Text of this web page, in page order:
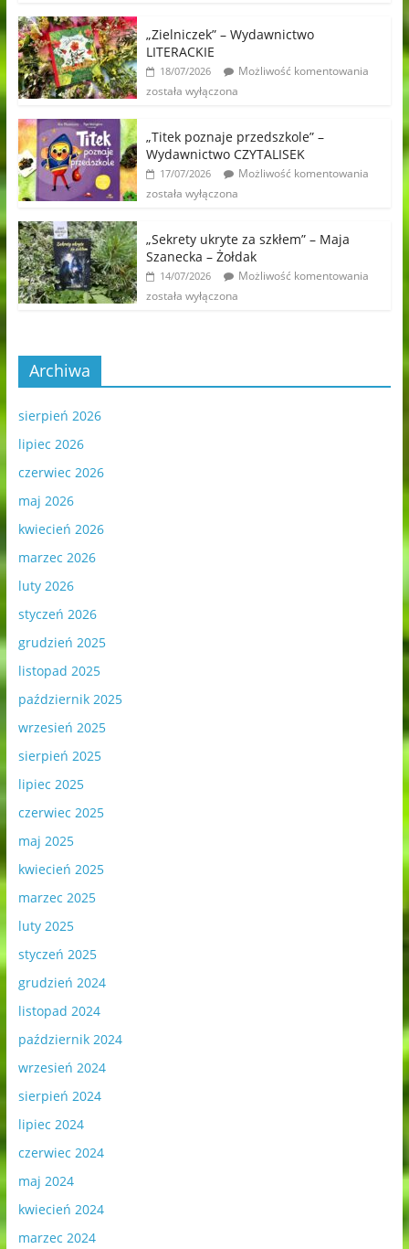
„Zielniczek” – Wydawnictwo
LITERACKIE
18/07/2026
Możliwość komentowania
została wyłączona
„Titek poznaje przedszkole” –
Wydawnictwo CZYTALISEK
17/07/2026
Możliwość komentowania
została wyłączona
„Sekrety ukryte za szkłem” – Maja
Szanecka – Żołdak
14/07/2026
Możliwość komentowania
została wyłączona
Archiwa
sierpień 2026
lipiec 2026
czerwiec 2026
maj 2026
kwiecień 2026
marzec 2026
luty 2026
styczeń 2026
grudzień 2025
listopad 2025
październik 2025
wrzesień 2025
sierpień 2025
lipiec 2025
czerwiec 2025
maj 2025
kwiecień 2025
marzec 2025
luty 2025
styczeń 2025
grudzień 2024
listopad 2024
październik 2024
wrzesień 2024
sierpień 2024
lipiec 2024
czerwiec 2024
maj 2024
kwiecień 2024
marzec 2024